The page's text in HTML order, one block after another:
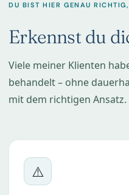
DU BIST HIER GENAU
Erkennst du
Viele meiner Klienten
behandelt – ohne
mit dem richtigen Ansatz.
⚠️